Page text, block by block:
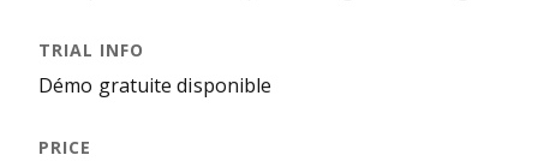
Démo gratuite disponible